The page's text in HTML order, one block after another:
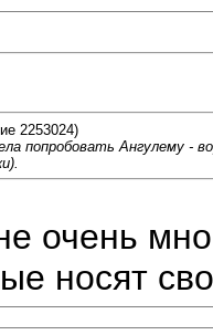
2253024)
попробовать Ангулему -
очень
носят